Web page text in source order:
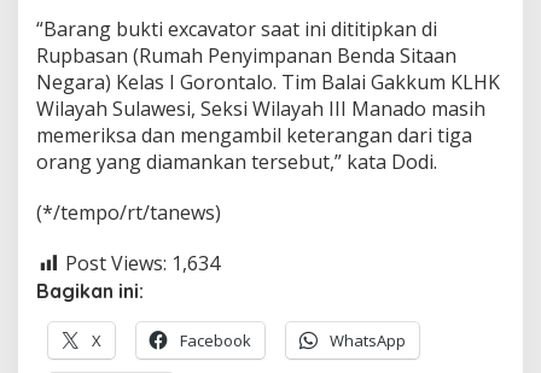
“Barang bukti excavator saat ini dititipkan di
Rupbasan (Rumah Penyimpanan Benda Sitaan
Negara) Kelas I Gorontalo. Tim Balai Gakkum KLHK
Wilayah Sulawesi, Seksi Wilayah III Manado masih
memeriksa dan mengambil keterangan dari tiga
orang yang diamankan tersebut,” kata Dodi.
(*/tempo/rt/tanews)
Post Views: 1,634
Bagikan ini:
X Facebook WhatsApp